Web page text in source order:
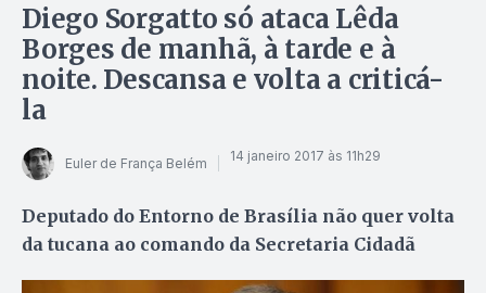
Diego Sorgatto só ataca Lêda
Borges de manhã, à tarde e à
noite. Descansa e volta a criticá-
la
Euler de França Belém 14 janeiro 2017 às 11h29
Deputado do Entorno de Brasília não quer volta
da tucana ao comando da Secretaria Cidadã